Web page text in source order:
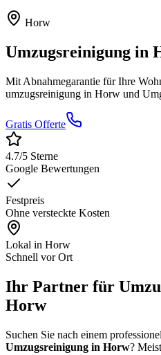
Horw
Umzugsreinigung in
Mit Abnahmegarantie für Ihre
umzugsreinigung in Horw und
Gratis Offerte
4.7/5 Sterne
Google Bewertungen
Festpreis
Ohne versteckte Kosten
Lokal in Horw
Schnell vor Ort
Ihr Partner für
Horw
Suchen Sie nach einem
Umzugsreinigung in Horw?